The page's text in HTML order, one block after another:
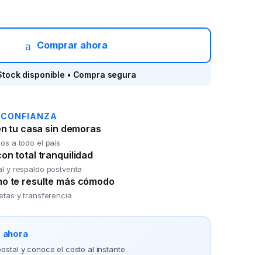
Comprar ahora
disponible • Compra segura
tu casa sin demoras
a todo el país
total tranquilidad
y respaldo postventa
te resulte más cómodo
y transferencia
ahora
y conoce el costo al instante